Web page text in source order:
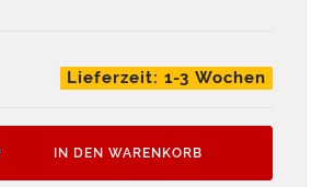
Lieferzeit: 1-3 Wochen
IN DEN WARENKORB